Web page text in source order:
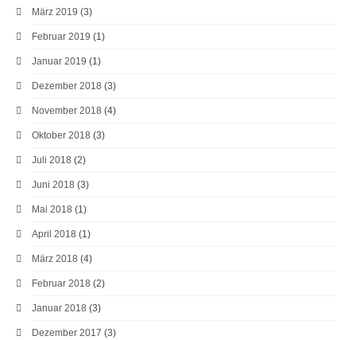
März 2019 (3)
Februar 2019 (1)
Januar 2019 (1)
Dezember 2018 (3)
November 2018 (4)
Oktober 2018 (3)
Juli 2018 (2)
Juni 2018 (3)
Mai 2018 (1)
April 2018 (1)
März 2018 (4)
Februar 2018 (2)
Januar 2018 (3)
Dezember 2017 (3)